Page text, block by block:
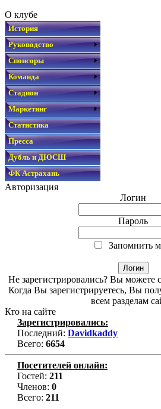
О клубе
История
Руководство
Спонсоры
Команда
Стадион
Маркетинг
Статистика
Пресса
Дубль и ДЮСШ
ФК Астрахань
Авторизация
Логин
Пароль
Запомнить
Не зарегистрировались? Вы можете
Когда Вы зарегистрируетесь, Вы
всем разделам
Кто на сайте
Зарегистрировались:
Последний: Davidkaddy
Всего: 6654
Посетителей онлайн:
Гостей: 211
Членов: 0
Всего: 211